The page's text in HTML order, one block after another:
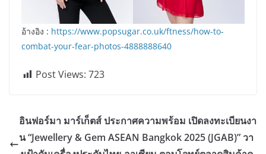
อ้างอิง : https://www.popsugar.co.uk/ftness/how-to-
combat-your-fear-photos-4888888640
Post Views: 723
อินฟอร์มา มาร์เก็ตส์ ประกาศความพร้อม เปิดลงทะเบียนงา
น “Jewellery & Gem ASEAN Bangkok 2025 (JGAB)” วา